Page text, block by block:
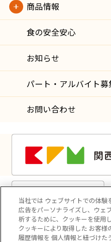
商品情報
食の安全安心
お知らせ
パート・アルバイト募
お問い合わせ
当社では ウェブサイトでの体験
広告をパーソナライズし、ウェ
析するために、クッキーを使用
クッキーにより取得した お客様
履歴情報を 個人情報と紐づけ